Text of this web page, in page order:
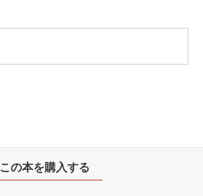
この本を購入する